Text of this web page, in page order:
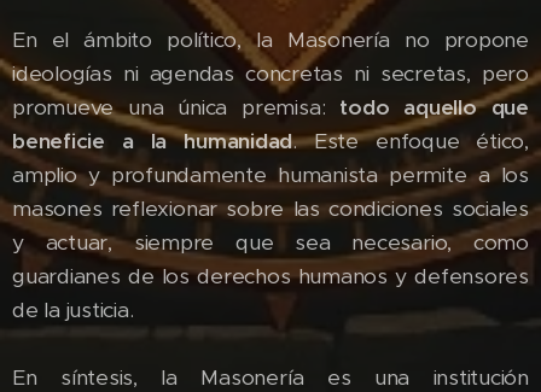
En el ámbito político, la Masonería no propone
ideologías ni agendas concretas ni secretas, pero
promueve una única premisa: todo aquello que
beneficie a la humanidad. Este enfoque ético,
amplio y profundamente humanista permite a los
masones reflexionar sobre las condiciones sociales
y actuar, siempre que sea necesario, como
guardianes de los derechos humanos y defensores
de la justicia.
En síntesis, la Masonería es una institución